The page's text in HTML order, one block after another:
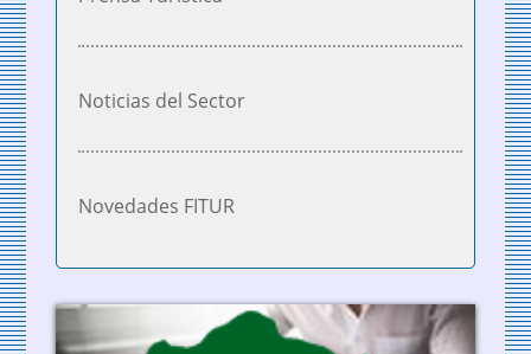
Noticias del Sector
Novedades FITUR